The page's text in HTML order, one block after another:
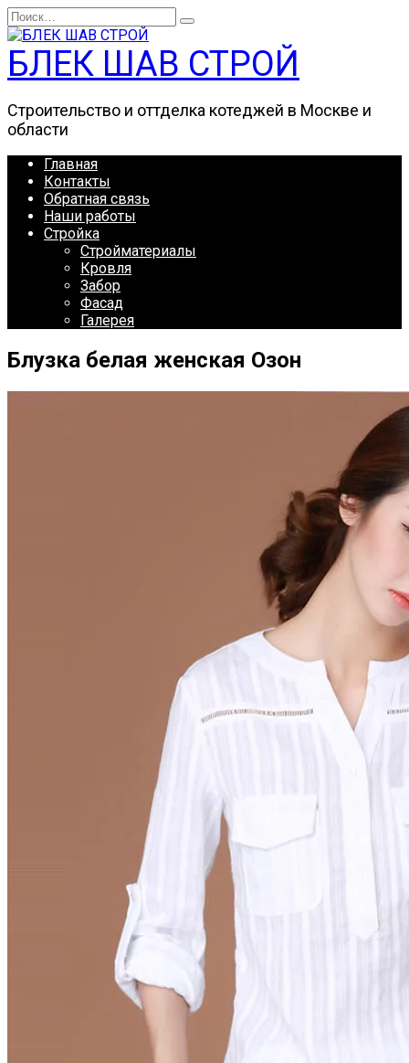
Перейти
к
содержанию
Search
for:
БЛЕК ШАВ СТРОЙ
Строительство и оттделка котеджей в Москве и
области
Главная
Контакты
Обратная связь
Наши работы
Стройка
Стройматериалы
Кровля
Забор
Фасад
Галерея
Блузка белая женская Озон